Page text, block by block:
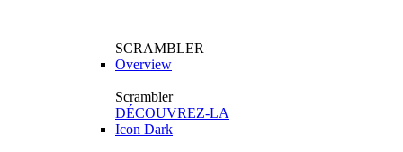
SCRAMBLER
Overview
Scrambler
DÉCOUVREZ-LA
Icon Dark